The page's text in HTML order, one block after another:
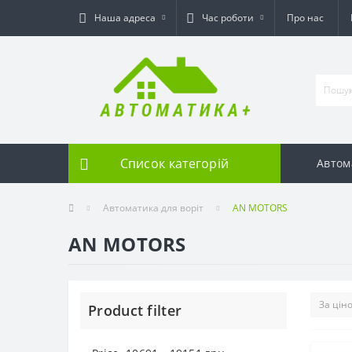
Наша адреса Час роботи Про нас
Список категорій
Автоматика для воріт AN MOTORS
AN MOTORS
Product filter